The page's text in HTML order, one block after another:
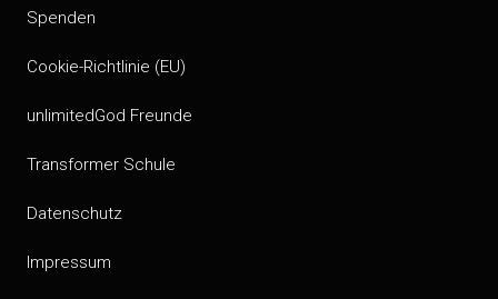
Spenden
Cookie-Richtlinie (EU)
unlimitedGod Freunde
Transformer Schule
Datenschutz
Impressum